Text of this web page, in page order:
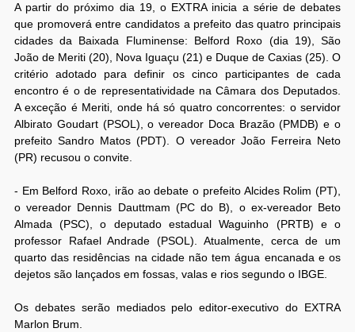
A partir do próximo dia 19, o EXTRA inicia a série de debates
que promoverá entre candidatos a prefeito das quatro principais
cidades da Baixada Fluminense: Belford Roxo (dia 19), São
João de Meriti (20), Nova Iguaçu (21) e Duque de Caxias (25). O
critério adotado para definir os cinco participantes de cada
encontro é o de representatividade na Câmara dos Deputados.
A exceção é Meriti, onde há só quatro concorrentes: o servidor
Albirato Goudart (PSOL), o vereador Doca Brazão (PMDB) e o
prefeito Sandro Matos (PDT). O vereador João Ferreira Neto
(PR) recusou o convite.
- Em Belford Roxo, irão ao debate o prefeito Alcides Rolim (PT),
o vereador Dennis Dauttmam (PC do B), o ex-vereador Beto
Almada (PSC), o deputado estadual Waguinho (PRTB) e o
professor Rafael Andrade (PSOL). Atualmente, cerca de um
quarto das residências na cidade não tem água encanada e os
dejetos são lançados em fossas, valas e rios segundo o IBGE.
Os debates serão mediados pelo editor-executivo do EXTRA
Marlon Brum.